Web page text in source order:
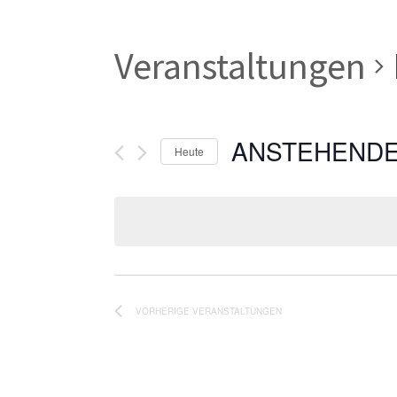
Veranstaltungen
Heute
VORHERIGE VERANSTALTUNGEN